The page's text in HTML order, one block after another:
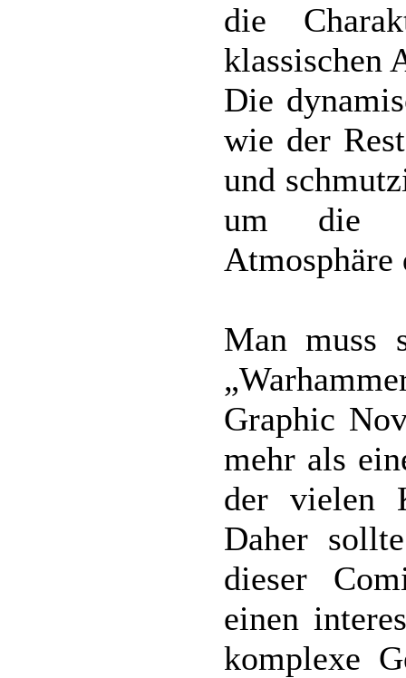
die
klassischen
Die
wie der
und
um die
Atmosphäre
Man muss
Graphic
mehr als
der vielen
Daher
dieser
einen
komplexe